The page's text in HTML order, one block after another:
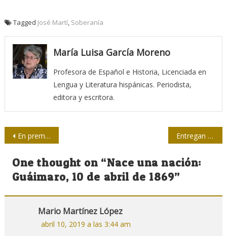
Tagged José Martí, Soberanía
María Luisa García Moreno
Profesora de Español e Historia, Licenciada en
Lengua y Literatura hispánicas. Periodista,
editora y escritora.
Navegación
de
entradas
En premier, Gracias por el miedo, de Rigoberto Senarega (+ trailer) Entregan premios nacionales de periodismo científico
One thought on “Nace una nación:
Guáimaro, 10 de abril de 1869”
Mario Martínez López
abril 10, 2019 a las 3:44 am